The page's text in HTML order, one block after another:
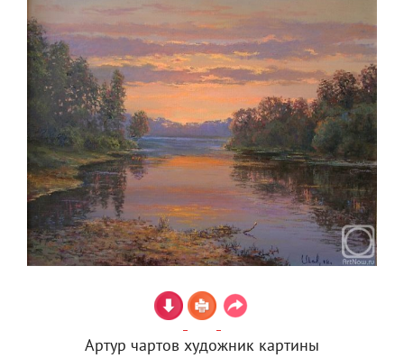
Артур чартов художник картины